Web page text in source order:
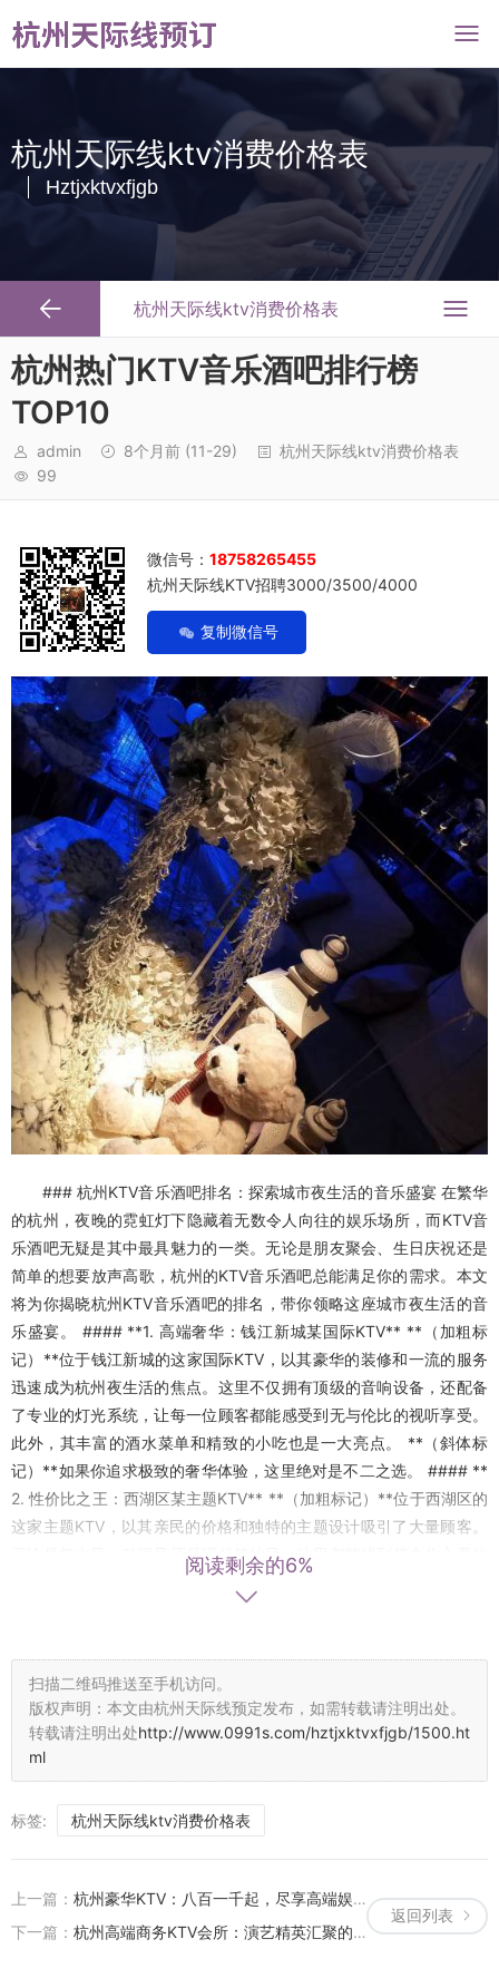
杭州天际线ktv消费价格表
Hztjxktvxfjgb
杭州天际线ktv消费价格表
杭州热门KTV音乐酒吧排行榜
TOP10
admin 8个月前 (11-29)
杭州天际线ktv消费价格表
99
微信号： 18758265455
杭州天际线KTV招聘3000/3500/4000
复制微信号
### 杭州KTV音乐酒吧排名：探索城市夜生活的音乐盛宴 在繁华
的杭州，夜晚的霓虹灯下隐藏着无数令人向往的娱乐场所，而KTV音
乐酒吧无疑是其中最具魅力的一类。无论是朋友聚会、生日庆祝还是
简单的想要放声高歌，杭州的KTV音乐酒吧总能满足你的需求。本文
将为你揭晓杭州KTV音乐酒吧的排名，带你领略这座城市夜生活的音
乐盛宴。 #### **1. 高端奢华：钱江新城某国际KTV** **（加粗标
记）**位于钱江新城的这家国际KTV，以其豪华的装修和一流的服务
迅速成为杭州夜生活的焦点。这里不仅拥有顶级的音响设备，还配备
了专业的灯光系统，让每一位顾客都能感受到无与伦比的视听享受。
此外，其丰富的酒水菜单和精致的小吃也是一大亮点。 **（斜体标
记）**如果你追求极致的奢华体验，这里绝对是不二之选。 #### **
2. 性价比之王：西湖区某主题KTV** **（加粗标记）**位于西湖区的
这家主题KTV，以其亲民的价格和独特的主题设计吸引了大量顾客。
无论是复古风、动漫风还是现代简约风，这里都能找到符合你心意的
包厢。而且，这里的酒水和小吃价格也相对合理，是性价比极高的选
择。 **（斜体标记）**适合预算有限但又想享受高质量娱乐体验的顾
拱墅区的这家量贩式KTV，以其热闹的氛围和丰富的活动吸引了大量
年轻人。这里经常举办各种主题派对和K歌比赛，让每一位顾客都能
找到属于自己的舞台。此外，其便捷的交通和宽敞的场地也是一大优
势。 **（斜体标记）**如果你喜欢热闹和互动，这里绝对是你的首
选。 #### **4. 私密享受：滨江区某私人KTV** **（加粗标记）**滨
江区的这家私人KTV，以其卓越的私密性和个性化服务赢得了众多顾
客的青睐。无论是商务洽谈还是私人聚会，这里都能为你提供一个安
静而舒适的环境。而且，其专业的音响设备和丰富的曲库也是一大亮
点。 **（斜体标记）**适合需要私密空间和个性化服务的顾客。 ###
# **5. 新兴热门：萧山区某网红KTV** **（加粗标记）**萧山区的这
家网红KTV，以其独特的装修风格和丰富的娱乐设施迅速走红网络。
阅读剩余的6%
扫描二维码推送至手机访问。
版权声明：本文由杭州天际线预定发布，如需转载请注明出处。
转载请注明出处http://www.0991s.com/hztjxktvxfjgb/1500.ht
ml
标签: 杭州天际线ktv消费价格表
返回列表
上一篇： 杭州豪华KTV：八百一千起，尽享高端娱乐盛宴
下一篇： 杭州高端商务KTV会所：演艺精英汇聚的奢华之夜